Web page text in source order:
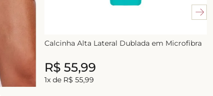
Calcinha Alta Lateral Dublada em Microfibra
R$ 55,99
1x de R$ 55,99